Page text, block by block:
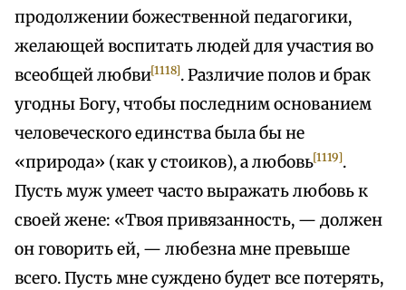
продолжении божественной педагогики,
желающей воспитать людей для участия во
всеобщей любви[1118]. Различие полов и брак
угодны Богу, чтобы последним основанием
человеческого единства была бы не
«природа» (как у стоиков), а любовь[1119].
Пусть муж умеет часто выражать любовь к
своей жене: «Твоя привязанность, — должен
он говорить ей, — любезна мне превыше
всего. Пусть мне суждено будет все потерять,